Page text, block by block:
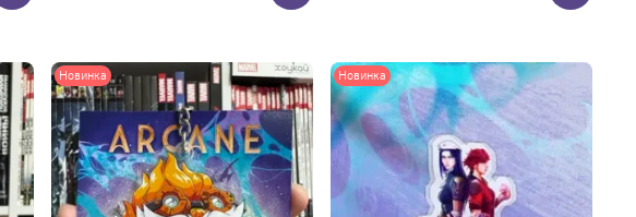
Новинка Новинка